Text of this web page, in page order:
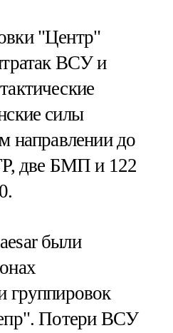
"Центр"
ВСУ и
силы
направлении до
две БМП и 122
были
группировок
Потери ВСУ